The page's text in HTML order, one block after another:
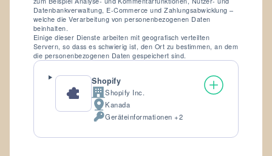
Datenbankverwaltung, E-Commerce und Zahlungsabwicklung –
welche die Verarbeitung von personenbezogenen Daten
beinhalten.
Einige dieser Dienste arbeiten mit geografisch verteilten
Servern, so dass es schwierig ist, den Ort zu bestimmen, an dem
die personenbezogenen Daten gespeichert sind.
Shopify
Firma:Shopify Inc.
Verarbeitungsort:
Kanada
Verarbeitete
Daten:
Geräteinformationen +2